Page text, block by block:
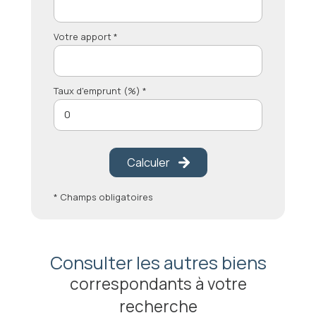
Votre apport *
Taux d'emprunt (%) *
Calculer
* Champs obligatoires
Consulter les autres biens
correspondants à votre
recherche